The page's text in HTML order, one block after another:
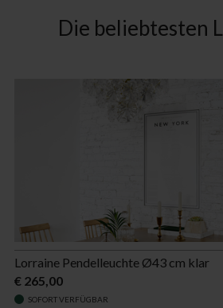
Die beliebtesten
Lorraine Pendelleuchte Ø43 cm klar
€ 265,00
SOFORT VERFÜGBAR